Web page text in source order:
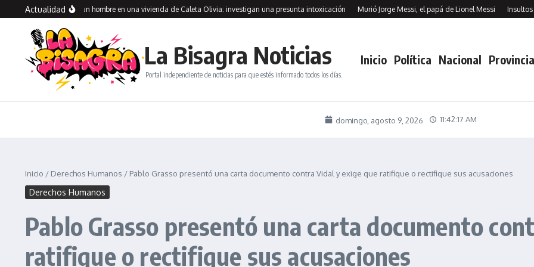
Saltar al contenido
Actualidad
muerto a un hombre en una vivienda de Caleta Olivia: investigan una presunta intoxicación Murió Jorge Messi, el papá de Lionel Messi Insultos contra
La Bisagra Noticias
Portal independiente de noticias para que estés informado todos los días.
Inicio Política Nacional
domingo, agosto 9, 2026 11:42:19 AM
Inicio / Derechos Humanos / Pablo Grasso presentó una carta documento contra Vidal y exige que ratifique o rectifique sus acusaciones
Derechos Humanos
Pablo Grasso presentó una carta documento
ratifique o rectifique sus acusaciones